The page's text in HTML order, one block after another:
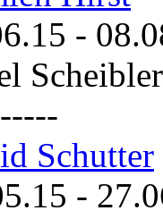
-
Schutter
-